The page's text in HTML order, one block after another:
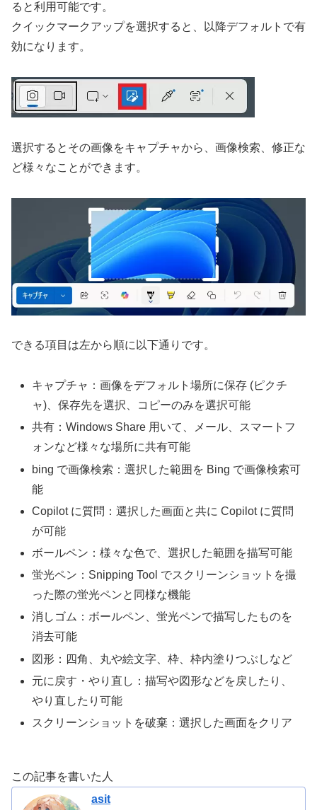
ると利用可能です。
クイックマークアップを選択すると、以降デフォルトで有
効になります。
選択するとその画像をキャプチャから、画像検索、修正な
ど様々なことができます。
できる項目は左から順に以下通りです。
キャプチャ：画像をデフォルト場所に保存 (ピクチ
ャ)、保存先を選択、コピーのみを選択可能
共有：Windows Share 用いて、メール、スマートフ
ォンなど様々な場所に共有可能
bing で画像検索：選択した範囲を Bing で画像検索可
能
Copilot に質問：選択した画面と共に Copilot に質問
が可能
ボールペン：様々な色で、選択した範囲を描写可能
蛍光ペン：Snipping Tool でスクリーンショットを撮
った際の蛍光ペンと同様な機能
消しゴム：ボールペン、蛍光ペンで描写したものを
消去可能
図形：四角、丸や絵文字、枠、枠内塗りつぶしなど
元に戻す・やり直し：描写や図形などを戻したり、
やり直したり可能
スクリーンショットを破棄：選択した画面をクリア
この記事を書いた人
asit